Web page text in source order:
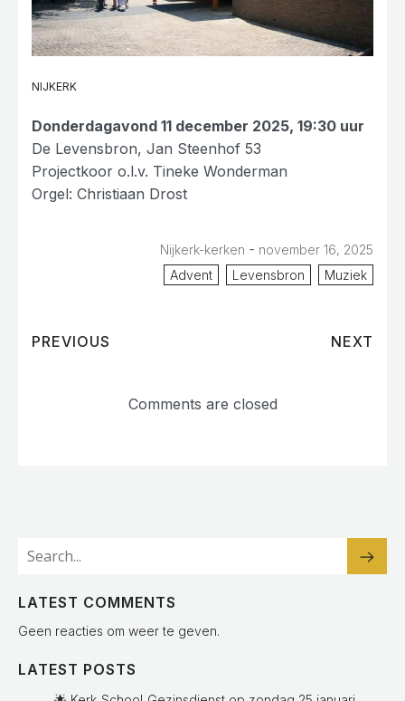
NIJKERK
Donderdagavond 11 december 2025, 19:30 uur
De Levensbron, Jan Steenhof 53
Projectkoor o.l.v. Tineke Wonderman
Orgel: Christiaan Drost
Nijkerk-kerken - november 16, 2025
Advent
Levensbron Muziek
PREVIOUS NEXT
Comments are closed
LATEST COMMENTS
Geen reacties om weer te geven.
LATEST POSTS